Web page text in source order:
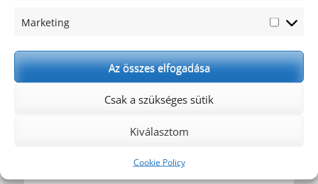
Marketing
Az összes elfogadása
Csak a szükséges sütik
Kiválasztom
Cookie Policy
rostok
szénhidrát tonhal tudományos eredmények WHO wrap éhség
étkezési kultúra újrahasznosítás
Legutóbbi bejegyzések
Túl maximalista vagyok?!